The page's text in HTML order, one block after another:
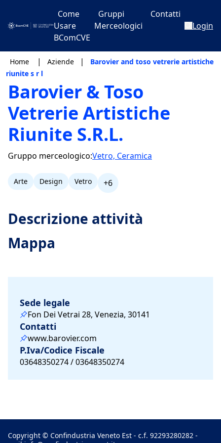
Come
Usare
BComCVE
Gruppi
Merceologici
Contatti
Login
Home | Aziende |
Barovier and toso vetrerie artistiche
riunite s r l
Barovier & Toso
Vetrerie Artistiche
Riunite S.R.L.
Gruppo merceologico:Vetro, Ceramica
Arte Design Vetro +6
Descrizione attività
Mappa
Sede legale
Fon Dei Vetrai 28, Venezia, 30141
Contatti
www.barovier.com
P.Iva/Codice Fiscale
03648350274 / 03648350274
Copyright © Confindustria Veneto Est - c.f. 92293280282 -